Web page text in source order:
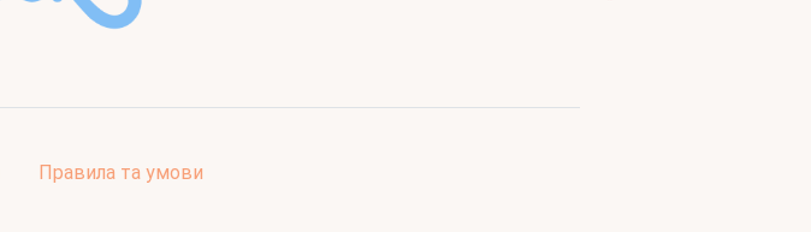
Правила та умови